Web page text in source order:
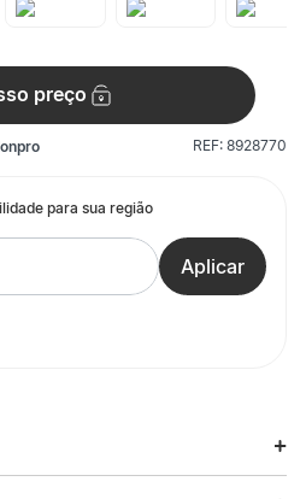
preço
REF: 8928770